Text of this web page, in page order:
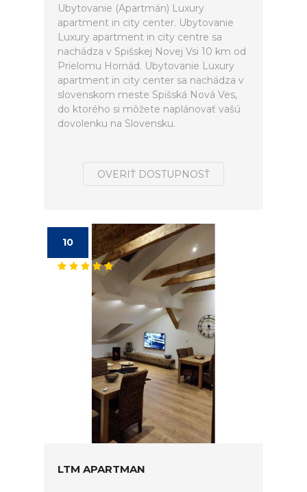
Ubytovanie (Apartmán) Luxury
apartment in city center. Ubytovanie
Luxury apartment in city centre sa
nachádza v Spišskej Novej Vsi 10 km od
Prielomu Hornád. Ubytovanie Luxury
apartment in city center sa nachádza v
slovenskom meste Spišská Nová Ves,
do ktorého si môžete naplánovať vašú
dovolenku na Slovensku.
OVERIŤ DOSTUPNOSŤ
10
LTM APARTMAN